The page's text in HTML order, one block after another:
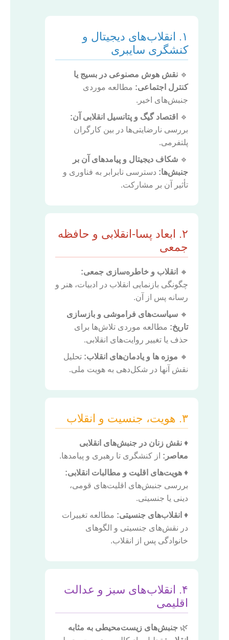
۱. انقلاب‌های دیجیتال و
کنشگری سایبری
🔹 نقش هوش مصنوعی در بسیج یا
کنترل اجتماعی: مطالعه موردی
جنبش‌های اخیر.
🔹
اقتصاد گیگ و پتانسیل انقلابی آن:
بررسی نارضایتی‌ها در بین کارگران
پلتفرمی.
🔹 شکاف دیجیتال و پیامدهای آن بر
جنبش‌ها: دسترسی نابرابر به فناوری و
تأثیر آن بر مشارکت.
۲. ابعاد پسا-انقلابی و حافظه
جمعی
🔸
انقلاب و خاطره‌سازی جمعی:
چگونگی بازنمایی انقلاب در ادبیات، هنر و
رسانه پس از آن.
🔸 سیاست‌های فراموشی و بازسازی
تاریخ: مطالعه موردی تلاش‌ها برای
حذف یا تغییر روایت‌های انقلابی.
🔸 موزه ها و یادمان‌های انقلاب: تحلیل
نقش آنها در شکل‌دهی به هویت ملی.
۳. هویت، جنسیت و انقلاب
♦️ نقش زنان در جنبش‌های انقلابی
معاصر: از کنشگری تا رهبری و پیامدها.
♦️ هویت‌های اقلیت و مطالبات انقلابی:
بررسی جنبش‌های اقلیت‌های قومی،
دینی یا جنسیتی.
♦️ انقلاب‌های جنسیتی: مطالعه تغییرات
در نقش‌های جنسیتی و الگوهای
خانوادگی پس از انقلاب.
۴. انقلاب‌های سبز و عدالت
اقلیمی
🌿 جنبش‌های زیست‌محیطی به مثابه